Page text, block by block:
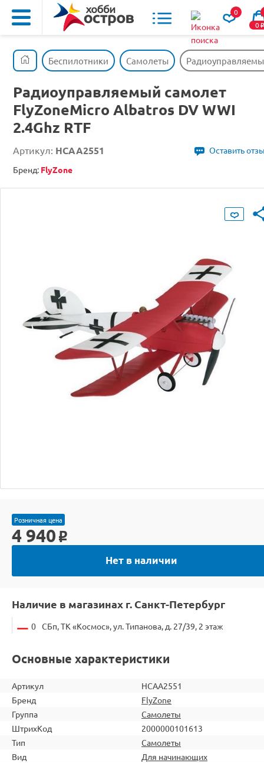
0
0o
Беспилотники Самолеты
Радиоуправляемый самолет
FlyZoneMicro Albatros DV WWI
2.4Ghz RTF
Артикул: HCAA2551
Оставить
Бренд: FlyZone
Розничная цена
4 940 o
Нет в наличии
Наличие в магазинах г. Санкт-Петербург
0 СБп, ТК «Космос», ул. Типанова, д. 27/39, 2 этаж
Основные характеристики
Артикул
HCAA2551
Бренд
FlyZone
Группа
Самолеты
ШтрихКод
2000000101613
Тип
Самолеты
Вид
Для начинающих